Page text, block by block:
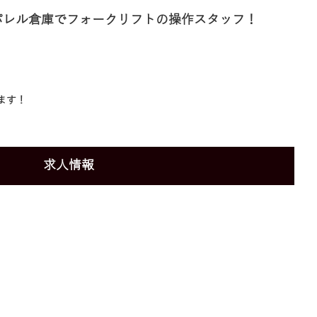
ル倉庫でフォークリフトの操作スタッフ！
す！
求人情報